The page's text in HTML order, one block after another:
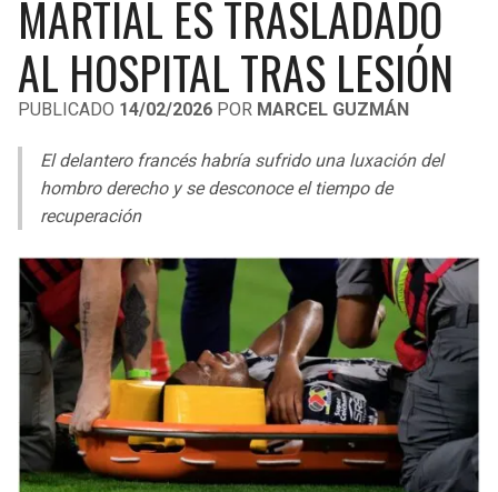
LIGA DE EXPANSIÓN MX
LEAGUES CUP
UEFA EUROPA LEAGUE
UEFA CONFERENCE LEAGUE
MLS
COPA LIBERTADORES
COPA SUDAMERICANA
LIGA BETPLAY
OTRAS LIGAS
MARTIAL ES TRASLADADO
AL HOSPITAL TRAS LESIÓN
PUBLICADO 14/02/2026 POR MARCEL GUZMÁN
El delantero francés habría sufrido una luxación del
hombro derecho y se desconoce el tiempo de
recuperación